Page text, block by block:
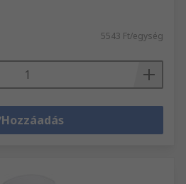
5543 Ft/egység
Hozzáadás